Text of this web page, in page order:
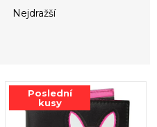
Nejdražší
Poslední
kusy